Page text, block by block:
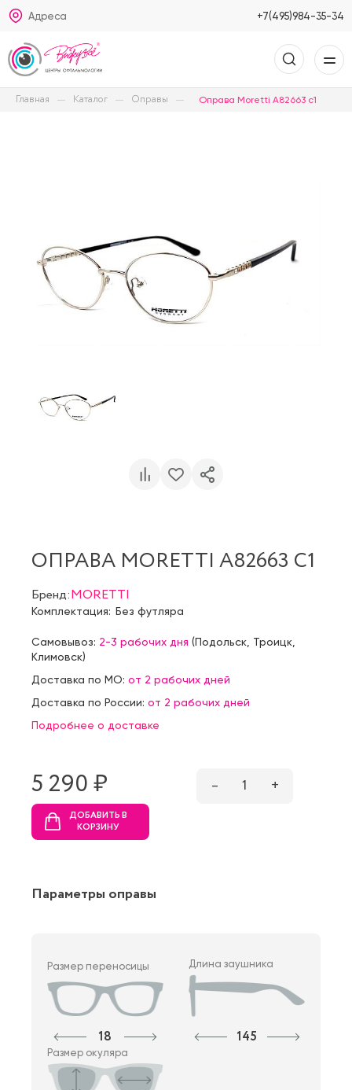
Адреса +7(495)984-35-34
Главная Каталог Оправы Оправа Moretti A82663 c1
ОПРАВА MORETTI A82663 C1
Бренд:MORETTI
Комплектация: Без футляра
Самовывоз: 2-3 рабочих дня (Подольск Троицк
Климовск)
Доставка по МО: от 2 рабочих дней
Доставка по России: от 2 рабочих дней
Подробнее о доставке
5 290 ₷ – 1 +
ДОБАВИТЬ В
КОРЗИНУ
Параметры оправы
Размер переносицы
18
Длина заушника
145
Размер окуляра